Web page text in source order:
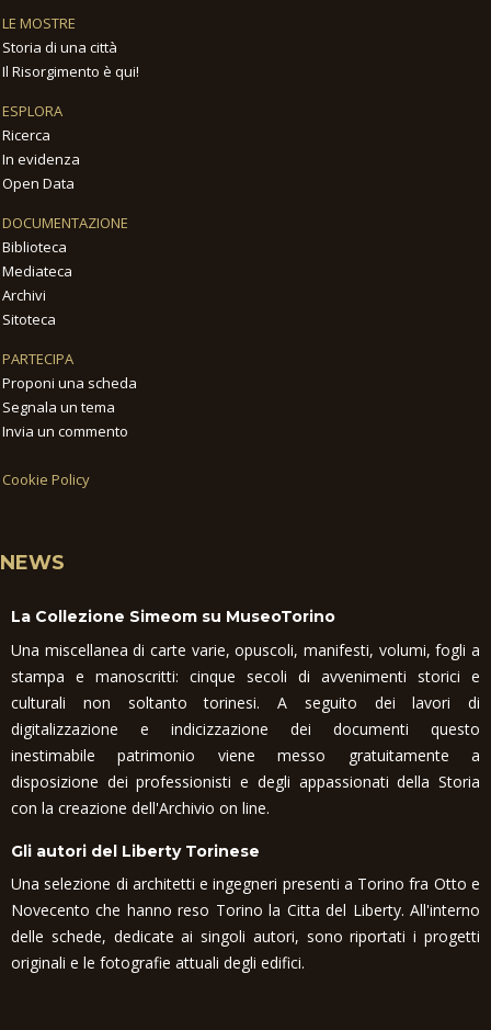
LE MOSTRE
Storia di una città
Il Risorgimento è qui!
ESPLORA
Ricerca
In evidenza
Open Data
DOCUMENTAZIONE
Biblioteca
Mediateca
Archivi
Sitoteca
PARTECIPA
Proponi una scheda
Segnala un tema
Invia un commento
Cookie Policy
NEWS
La Collezione Simeom su MuseoTorino
Una miscellanea di carte varie, opuscoli, manifesti, volumi, fogli a
stampa e manoscritti: cinque secoli di avvenimenti storici e
culturali non soltanto torinesi. A seguito dei lavori di
digitalizzazione e indicizzazione dei documenti questo
inestimabile patrimonio viene messo gratuitamente a
disposizione dei professionisti e degli appassionati della Storia
con la creazione dell'Archivio on line.
Gli autori del Liberty Torinese
Una selezione di architetti e ingegneri presenti a Torino fra Otto e
Novecento che hanno reso Torino la Citta del Liberty. All'interno
delle schede, dedicate ai singoli autori, sono riportati i progetti
originali e le fotografie attuali degli edifici.